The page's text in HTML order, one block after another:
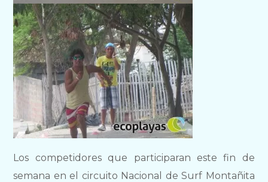
Los competidores que participaran este fin de
semana en el circuito Nacional de Surf Montañita